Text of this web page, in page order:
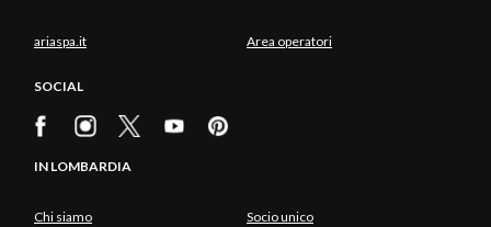
ariaspa.it Area operatori
SOCIAL
IN LOMBARDIA
Chi siamo Socio unico